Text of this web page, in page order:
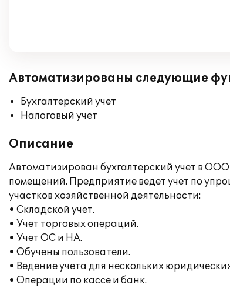
Автоматизированы следующие
Бухгалтерский учет
Налоговый учет
Описание
Автоматизирован бухгалтерский учет в
помещений. Предприятие ведет учет по
участков хозяйственной деятельности:
• Складской учет.
• Учет торговых операций.
• Учет ОС и НА.
• Обучены пользователи.
• Ведение учета для нескольких
• Операции по кассе и банк.